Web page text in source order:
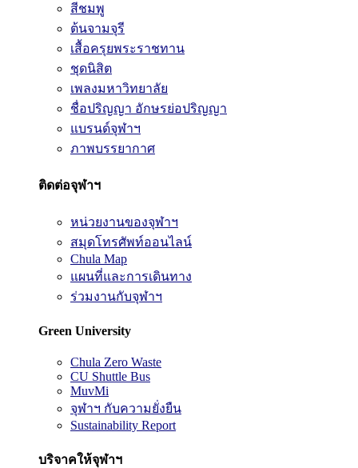
สีชมพู
ต้นจามจุรี
เสื้อครุยพระราชทาน
ชุดนิสิต
เพลงมหาวิทยาลัย
ชื่อปริญญา อักษรย่อปริญญา
แบรนด์จุฬาฯ
ภาพบรรยากาศ
ติดต่อจุฬาฯ
หน่วยงานของจุฬาฯ
สมุดโทรศัพท์ออนไลน์
Chula Map
แผนที่และการเดินทาง
ร่วมงานกับจุฬาฯ
Green University
Chula Zero Waste
CU Shuttle Bus
MuvMi
จุฬาฯ กับความยั่งยืน
Sustainability Report
บริจาคให้จุฬาฯ